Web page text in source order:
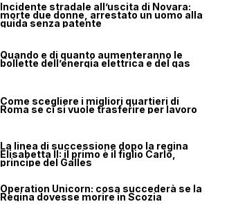
Incidente stradale all’uscita di Novara:
morte due donne, arrestato un uomo alla
guida senza patente
Quando e di quanto aumenteranno le
bollette dell’energia elettrica e del gas
Come scegliere i migliori quartieri di
Roma se ci si vuole trasferire per lavoro
La linea di successione dopo la regina
Elisabetta II: il primo è il figlio Carlo,
principe del Galles
Operation Unicorn: cosa succederà se la
Regina dovesse morire in Scozia